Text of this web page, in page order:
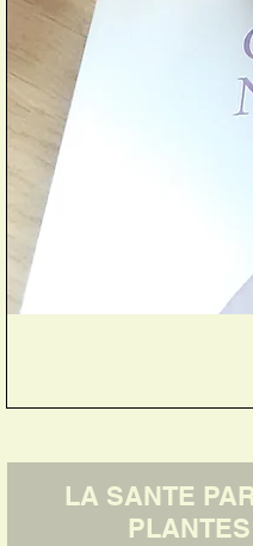
LA SANTE
PLANTES